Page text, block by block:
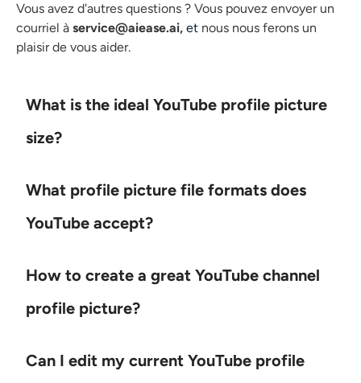
Vous avez d'autres questions ? Vous pouvez envoyer un
courriel à service@aiease.ai, et nous nous ferons un
plaisir de vous aider.
What is the ideal YouTube profile picture
size?
What profile picture file formats does
YouTube accept?
How to create a great YouTube channel
profile picture?
Can I edit my current YouTube profile